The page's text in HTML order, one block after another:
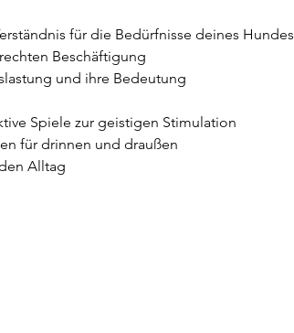
für die Bedürfnisse deines Hundes
Beschäftigung
Spiele zur geistigen Stimulation
für drinnen und draußen